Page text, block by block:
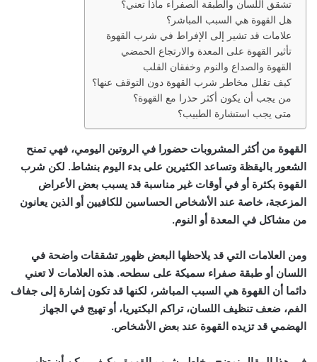
تشقق اللسان والطبقة الصفراء ماذا تعني؟
هل القهوة هي السبب المباشر؟
علامات قد تشير إلى الإفراط في شرب القهوة
تأثير القهوة على المعدة والارتجاع الحمضي
القهوة والصداع والنوم وخفقان القلب
كيف تقلل مخاطر شرب القهوة دون التوقف عنها؟
من يجب أن يكون أكثر حذرا مع القهوة؟
متى يجب استشارة الطبيب؟
القهوة من أكثر المشروبات حضورا في الروتين اليومي، فهي تمنح
الشعور باليقظة وتساعد الكثيرين على بدء اليوم بنشاط. لكن شرب
القهوة بكثرة أو في أوقات غير مناسبة قد يسبب بعض الأعراض
المزعجة، خاصة عند الأشخاص الحساسين للكافيين أو الذين يعانون
من مشاكل في المعدة أو النوم.
ومن العلامات التي قد يلاحظها البعض ظهور تشققات واضحة في
اللسان أو طبقة صفراء سميكة على سطحه. هذه العلامات لا تعني
دائما أن القهوة هي السبب المباشر، لكنها قد تكون إشارة إلى جفاف
الفم، ضعف تنظيف اللسان، تراكم البكتيريا، أو تهيج في الجهاز
الهضمي قد تزيده القهوة عند بعض الأشخاص.